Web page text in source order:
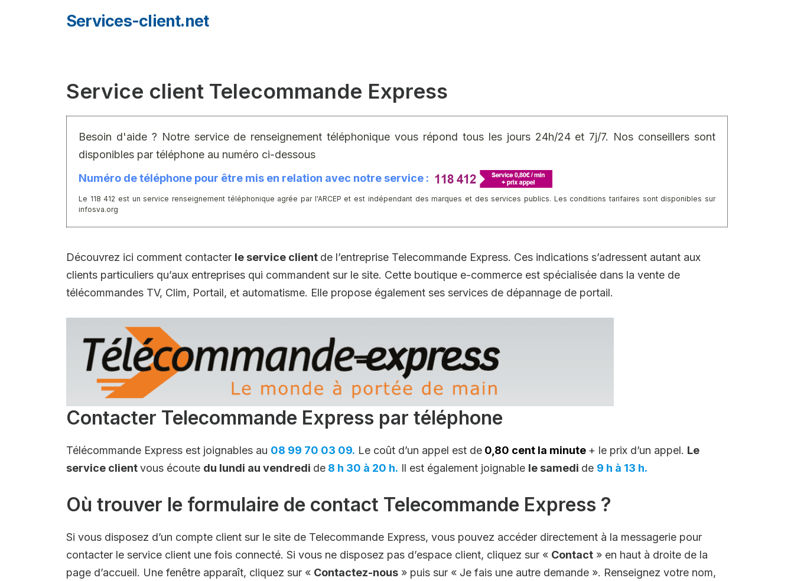
Services-client.net
Service client Telecommande Express
Besoin d'aide ? Notre service de renseignement téléphonique vous répond tous les jours 24h/24 et 7j/7. Nos conseillers sont
disponibles par téléphone au numéro ci-dessous
Numéro de téléphone pour être mis en relation avec notre service :
Le 118 412 est un service renseignement téléphonique agrée par l'ARCEP et est indépendant des marques et des services publics. Les conditions tarifaires sont disponibles sur
infosva.org
Découvrez ici comment contacter le service client de l’entreprise Telecommande Express. Ces indications s’adressent autant aux
clients particuliers qu’aux entreprises qui commandent sur le site. Cette boutique e-commerce est spécialisée dans la vente de
télécommandes TV, Clim, Portail, et automatisme. Elle propose également ses services de dépannage de portail.
Contacter Telecommande Express par téléphone
Télécommande Express est joignables au 08 99 70 03 09. Le coût d’un appel est de 0,80 cent la minute + le prix d’un appel. Le
service clientvous écoute du lundi au vendredi de 8 h 30 à 20 h. Il est également joignable le samedi de 9 h à 13 h.
Où trouver le formulaire de contact Telecommande Express ?
Si vous disposez d’un compte client sur le site de Telecommande Express, vous pouvez accéder directement à la messagerie pour
contacter le service client une fois connecté. Si vous ne disposez pas d’espace client, cliquez sur « Contact » en haut à droite de la
page d’accueil. Une fenêtre apparaît, cliquez sur « Contactez-nous » puis sur « Je fais une autre demande ». Renseignez votre nom,